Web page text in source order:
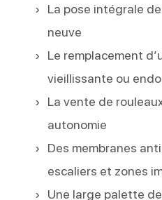
La pose intégrale
neuve
Le remplacement
vieillissante ou
La vente de
autonomie
Des membranes
escaliers et zones
Une large palette